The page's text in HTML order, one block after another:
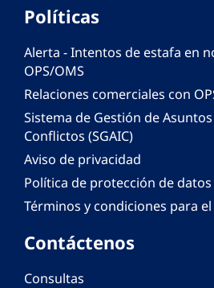
Políticas
Alerta - Intentos de estafa en
OPS/OMS
Relaciones comerciales con
Sistema de Gestión de
Conflictos (SGAIC)
Aviso de privacidad
Política de protección de
Términos y condiciones para
Contáctenos
Consultas